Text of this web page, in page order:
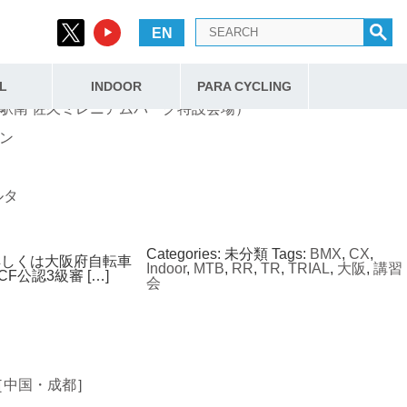
EN
INDOOR PARA CYCLING
Categories: 未分類 Tags: TRIAL,山梨県・北杜市
長野
県・佐久市
南 佐久ミレニアムパーク特設会場）
くは大阪府自転車
公認3級審 […]
Categories: 未分類 Tags: BMX, CX,
Indoor, MTB, RR, TR, TRIAL, 大阪, 講習
会
中国・成都］